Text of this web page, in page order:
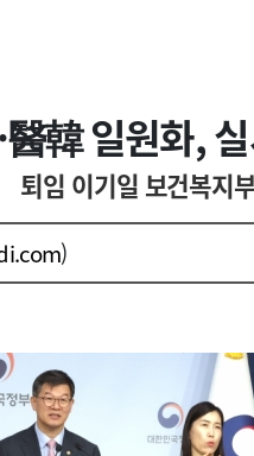
韓 일원화,
퇴임 이기일 보건복지
)